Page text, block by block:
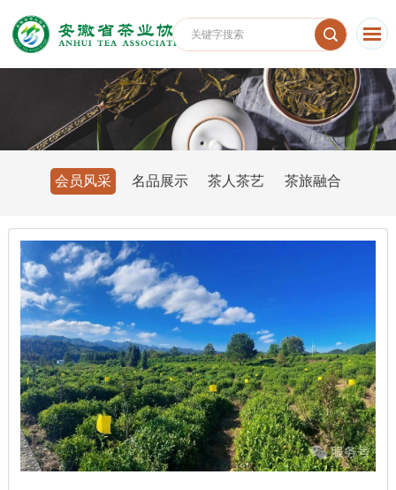
会员风采 名品展示 茶人茶艺 茶旅融合